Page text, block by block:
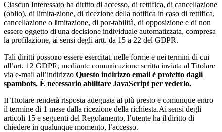
Ciascun Interessato ha diritto di accesso, di rettifica, di cancellazione
(oblio), di limita-zione, di ricezione della notifica in caso di rettifica,
cancellazione o limitazione, di por-tabilità, di opposizione e di non
essere oggetto di una decisione individuale automatizzata, compresa
la profilazione, ai sensi degli artt. da 15 a 22 del GDPR.
Tali diritti possono essere esercitati nelle forme e nei termini di cui
all’art. 12 GDPR, mediante comunicazione scritta inviata al Titolare
via e-mail all’indirizzo Questo indirizzo email è protetto dagli
spambots. È necessario abilitare JavaScript per vederlo.
Il Titolare renderà risposta adeguata al più presto e comunque entro
il termine di 1 mese dalla ricezione della richiesta.Ai sensi degli
articoli 15 e seguenti del Regolamento, l’utente ha il diritto di
chiedere in qualunque momento, l’accesso.